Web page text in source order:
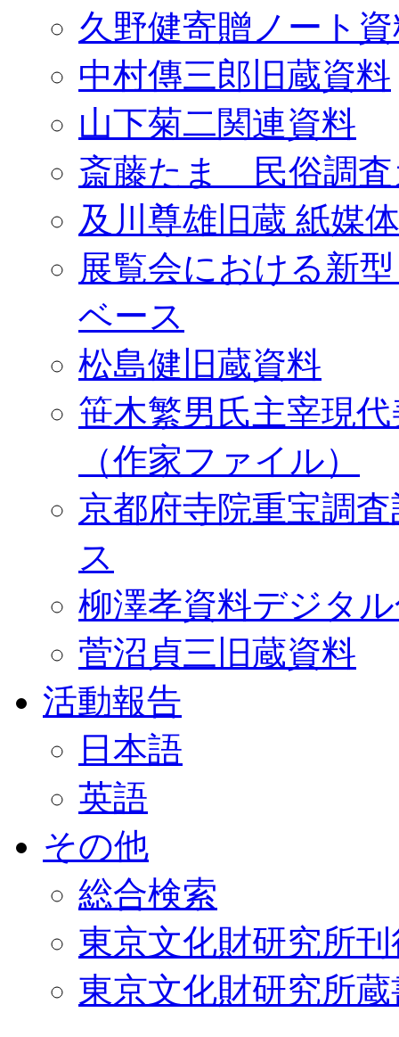
久野健寄贈ノート
中村傳三郎旧蔵資料
山下菊二関連資料
斎藤たま 民俗調査
及川尊雄旧蔵 紙媒
展覧会における新
ベース
松島健旧蔵資料
笹木繁男氏主宰現
（作家ファイル）
京都府寺院重宝調
ス
柳澤孝資料デジタ
菅沼貞三旧蔵資料
活動報告
日本語
英語
その他
総合検索
東京文化財研究所
東京文化財研究所